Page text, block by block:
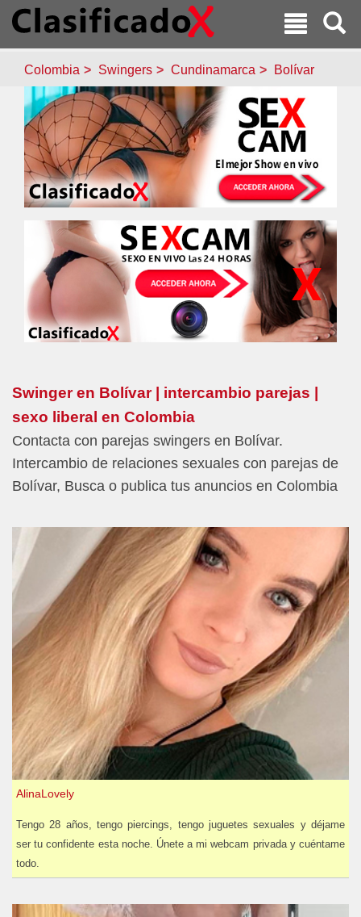
Colombia Swingers Cundinamarca Bolívar
Swinger en Bolívar | intercambio parejas |
sexo liberal en Colombia
Contacta con parejas swingers en Bolívar.
Intercambio de relaciones sexuales con parejas de
Bolívar, Busca o publica tus anuncios en Colombia
AlinaLovely
Tengo 28 años, tengo piercings, tengo juguetes sexuales y déjame
ser tu confidente esta noche. Únete a mi webcam privada y cuéntame
todo.